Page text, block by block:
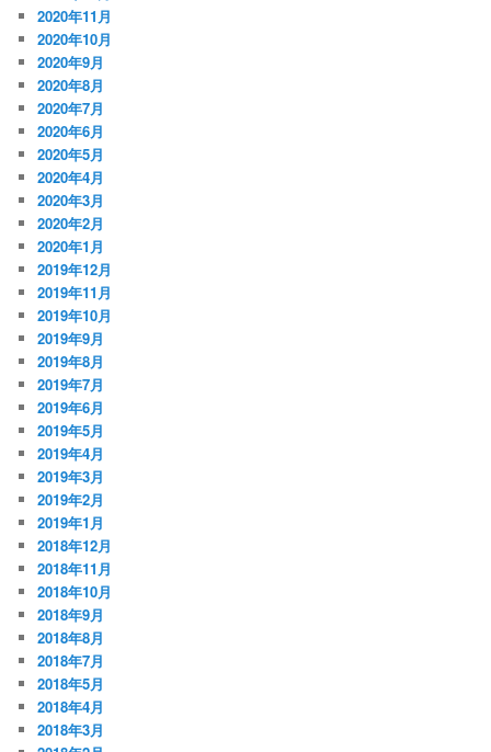
2020年11月
2020年10月
2020年9月
2020年8月
2020年7月
2020年6月
2020年5月
2020年4月
2020年3月
2020年2月
2020年1月
2019年12月
2019年11月
2019年10月
2019年9月
2019年8月
2019年7月
2019年6月
2019年5月
2019年4月
2019年3月
2019年2月
2019年1月
2018年12月
2018年11月
2018年10月
2018年9月
2018年8月
2018年7月
2018年5月
2018年4月
2018年3月